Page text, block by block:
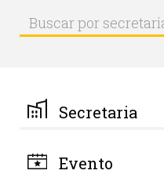
Buscar
Buscar
por
palavra-
chave
Secretaria
Evento